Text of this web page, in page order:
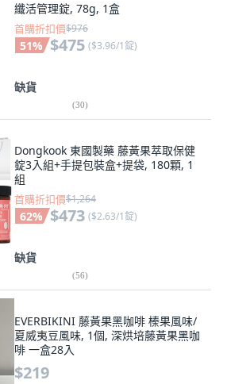
纖活管理錠, 78g, 1盒
首購折扣價$976
51% $475 ($3.96/1錠)
缺貨
(30)
Dongkook 東國製藥 藤黃果萃取保健
錠3入組+手提包裝盒+提袋, 180顆, 1
組
首購折扣價$1,264
62% $473 ($2.63/1錠)
缺貨
(56)
EVERBIKINI 藤黃果黑咖啡 榛果風味/
夏威夷豆風味, 1個, 深烘培藤黃果黑咖
啡 一盒28入
$219